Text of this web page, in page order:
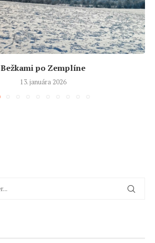
Bežkami po Zemplíne
13. januára 2026